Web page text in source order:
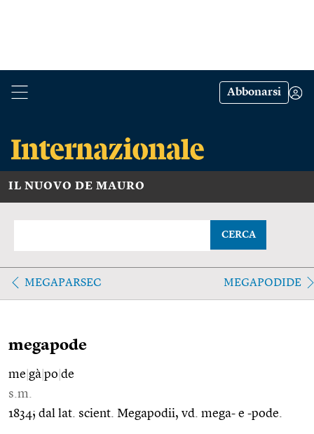
Abbonarsi
IL NUOVO DE MAURO
CERCA
MEGAPARSEC MEGAPODIDE
megapode
me gà po de
s.m.
1834; dal lat. scient. Megapodii, vd. mega- e -pode.